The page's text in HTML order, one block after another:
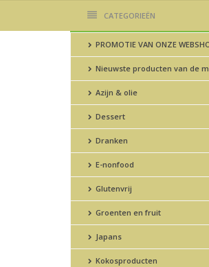
CATEGORIEËN
PROMOTIE VAN ONZE
Nieuwste producten van de
Azijn & olie
Dessert
Dranken
E-nonfood
Glutenvrij
Groenten en fruit
Japans
Kokosproducten